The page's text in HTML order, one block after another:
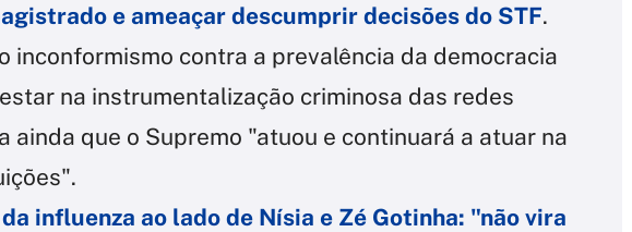
e ameaçar descumprir decisões do STF.
inconformismo contra a prevalência da democracia
na instrumentalização criminosa das redes
ainda que o Supremo "atuou e continuará a atuar na
influenza ao lado de Nísia e Zé Gotinha: "não vira